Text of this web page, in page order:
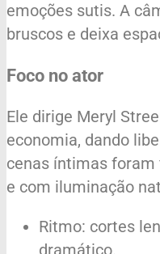
emoções sutis. A
bruscos e deixa
Foco no ator
Ele dirige Meryl
economia, dando
cenas íntimas
e com iluminação
Ritmo: cortes